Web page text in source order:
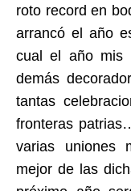
roto record en
arrancó el año
cual el año mis
demás
tantas
fronteras
varias uniones
mejor de las